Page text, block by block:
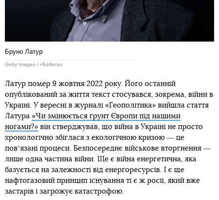
Бруно Латур
Getty Images / «Бабель»
Латур помер 9 жовтня 2022 року. Його останній
опублікований за життя текст стосувався, зокрема, війни в
Україні. У вересні в журналі «Геополітика» вийшла стаття
Латура «Чи змінюється ґрунт Європи під нашими
ногами?» він стверджував, що війна в Україні не просто
хронологічно збіглася з екологічною кризою ― це
повʼязані процеси. Безпосереднє військове вторгнення ―
лише одна частина війни. Ще є війна енергетична, яка
базується на залежності від енергоресурсів. І є ще
нафтогазовий принцип існування ті є ж росії, який вже
застарів і загрожує катастрофою.